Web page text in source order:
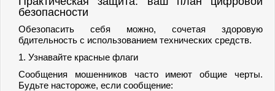
безопасности
Обезопасить себя можно, сочетая здоровую
бдительность с использованием технических средств.
1. Узнавайте красные флаги
Сообщения мошенников часто имеют общие черты.
Будьте настороже, если сообщение: